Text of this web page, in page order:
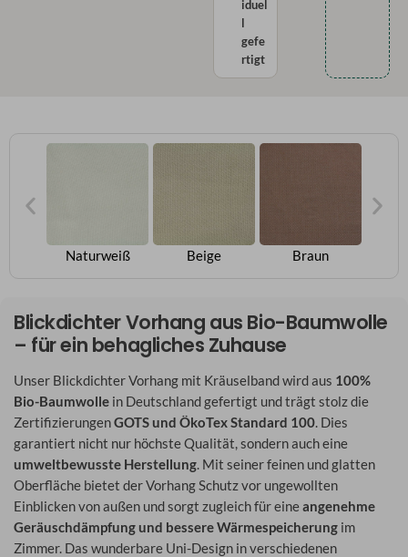
iduel
l
gefe
rtigt
Naturweiß Beige Braun
Blickdichter Vorhang aus Bio-Baumwolle
– für ein behagliches Zuhause
Unser Blickdichter Vorhang mit Kräuselband wird aus 100%
Bio-Baumwolle in Deutschland gefertigt und trägt stolz die
ZertifizierungenGOTS und ÖkoTex Standard 100. Dies
garantiert nicht nur höchste Qualität, sondern auch eine
umweltbewusste Herstellung. Mit seiner feinen und glatten
Oberfläche bietet der Vorhang Schutz vor ungewollten
Einblicken von außen und sorgt zugleich für eineangenehme
Geräuschdämpfung und bessere Wärmespeicherung im
Zimmer. Das wunderbare Uni-Design in verschiedenen